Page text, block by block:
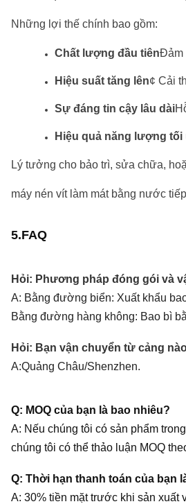
Những lợi thế chính bao gồm:
Chất lượng đầu tiênĐảm
Hiệu suất tăng lên¢ Cải
Sự đáng tin cậy lâu dài
Hiệu quả năng lượng tối
Lý tưởng cho bảo trì, sửa chữa,
máy nén vít làm mát bằng nước
5.FAQ
Hỏi: Phương pháp đóng gói và
A: Bằng đường biển: Xuất khẩu
Bằng đường hàng không: Bao bì
Hỏi: Bạn vận chuyển từ cảng
A:Quảng Châu/Shenzhen.
Q: MOQ của bạn là bao nhiêu?
A: Nếu chúng tôi có sản phẩm
chúng tôi có thể thảo luận MOQ
Q: Thời hạn thanh toán của bạn
A: 30% tiền mặt trước khi sản xuất